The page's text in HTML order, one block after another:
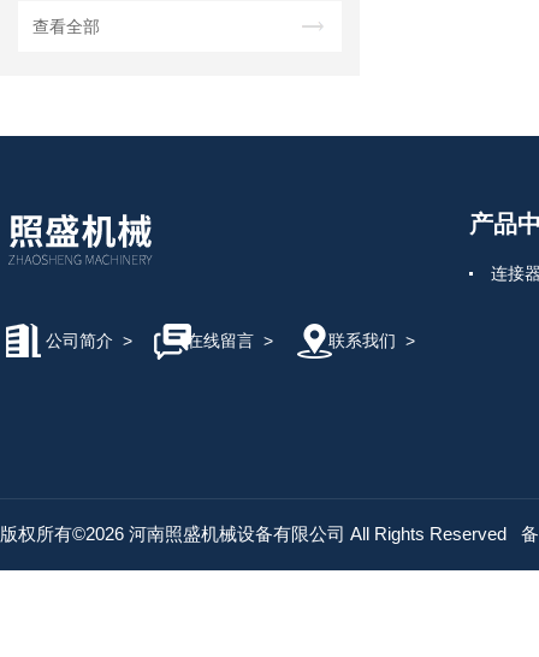
查看全部
公司简介 > 在线留言 > 联系我们 >
产品
连接
版权所有©2026 河南照盛机械设备有限公司 All Rights Reserved